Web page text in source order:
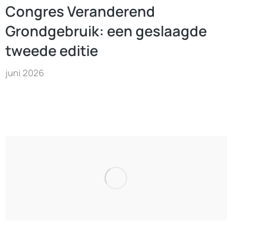
Congres Veranderend
Grondgebruik: een geslaagde
tweede editie
juni 2026